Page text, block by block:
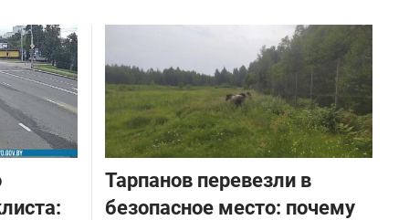
Тарпанов перевезли в
безопасное место: почему